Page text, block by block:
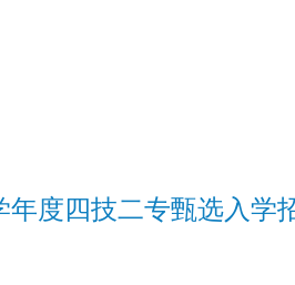
年度四技二专甄选入学